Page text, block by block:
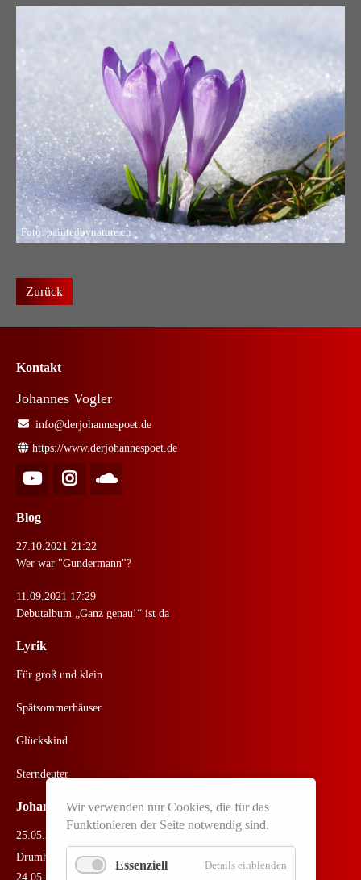
Foto: paintedbynature.ch
Zurück
Kontakt
Johannes Vogler
info@derjohannespoet.de
https://www.derjohannespoet.de
Blog
27.10.2021 21:22
Wer war "Gundermann"?
11.09.2021 17:29
Debutalbum „Ganz genau!“ ist da
Lyrik
Für groß und klein
Spätsommerhäuser
Glückskind
Sterndeuter
Johannes Live
25.05.2026
Drumherum Festival
24.05.2026
Wir verwenden nur Cookies, die für das
Funktionieren der Seite notwendig sind.
Essenziell Details einblenden